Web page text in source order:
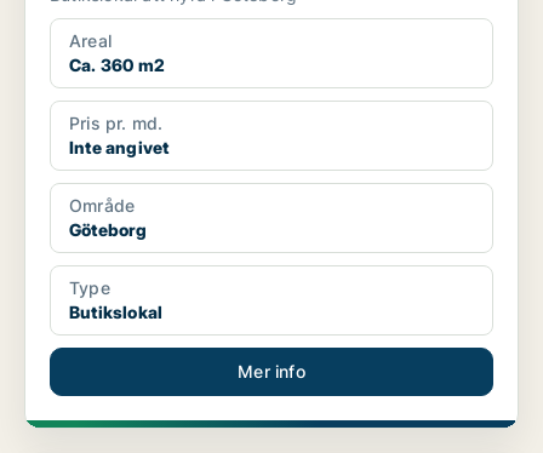
Areal
Ca. 360 m2
Pris pr. md.
Inte angivet
Område
Göteborg
Type
Butikslokal
Mer info